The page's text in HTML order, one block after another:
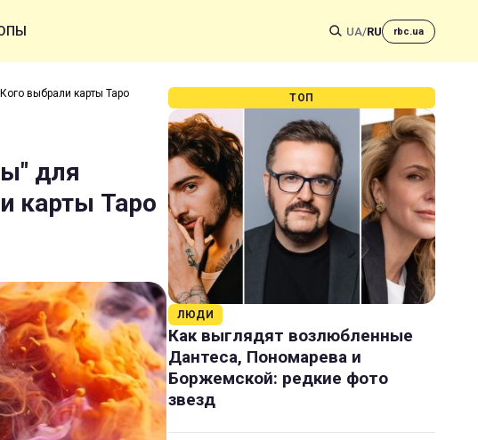
UA/RU rbc.ua
выбрали карты Таро
для
карты Таро
ТОП
ЛЮДИ
Как выглядят возлюбленные
Дантеса, Пономарева и
Боржемской: редкие фото
звезд